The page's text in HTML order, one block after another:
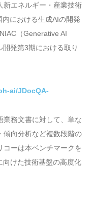
新エネルギー・産業技術
における生成AIの開発
（Generative AI
発第3期における取り
ai/JDocQA-
務文書に対して、単な
傾向分析など複数段階の
コーは本ベンチマークを
向けた技術基盤の高度化